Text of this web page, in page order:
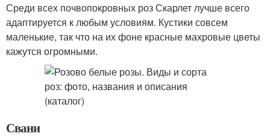
Среди всех почвопокровных роз Скарлет лучше всего
адаптируется к любым условиям. Кустики совсем
маленькие, так что на их фоне красные махровые цветы
кажутся огромными.
Свани